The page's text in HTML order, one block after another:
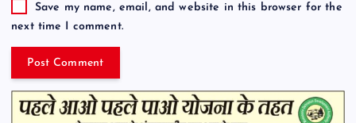
Save my name, email, and website in this browser for the
next time I comment.